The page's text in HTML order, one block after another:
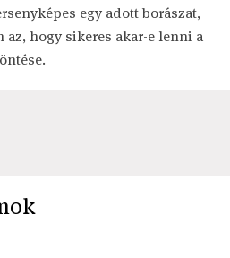
egy adott borászat,
hogy sikeres akar-e lenni a